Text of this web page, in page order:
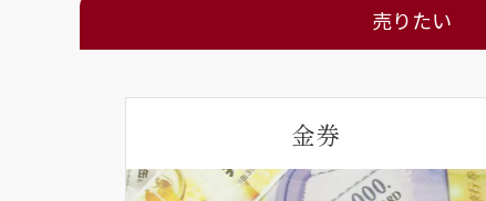
売りたい
金券